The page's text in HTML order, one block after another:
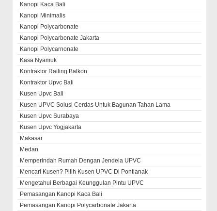
Kanopi Kaca Bali
Kanopi Minimalis
Kanopi Polycarbonate
Kanopi Polycarbonate Jakarta
Kanopi Polycarnonate
Kasa Nyamuk
Kontraktor Railing Balkon
Kontraktor Upvc Bali
Kusen Upvc Bali
Kusen UPVC Solusi Cerdas Untuk Bagunan Tahan Lama
Kusen Upvc Surabaya
Kusen Upvc Yogjakarta
Makasar
Medan
Memperindah Rumah Dengan Jendela UPVC
Mencari Kusen? Pilih Kusen UPVC Di Pontianak
Mengetahui Berbagai Keunggulan Pintu UPVC
Pemasangan Kanopi Kaca Bali
Pemasangan Kanopi Polycarbonate Jakarta